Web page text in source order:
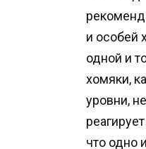
и особей
одной и
хомяки,
уровни,
что одно